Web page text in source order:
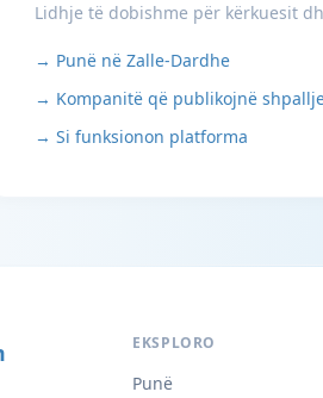
Lidhje të dobishme për kërkuesit
→ Punë në Zalle-Dardhe
→ Kompanitë që publikojnë
→ Si funksionon platforma
EKSPLORO
Punë